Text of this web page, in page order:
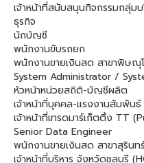
เจ้าหน้าที่สนับสนุนกิจกรรมกลุ่ม
ธุรกิจ
นักบัญชี
พนักงานขับรถยก
พนักงานขายเงินสด สาขาพิษณุ
System Administrator /
หัวหน้าหน่วยสถิติ-บัญชีผลิต
เจ้าหน้าที่บุคคล-แรงงานสัมพันธ์
เจ้าหน้าที่เทรดมาร์เก็ตติ้ง TT
Senior Data Engineer
พนักงานขายเงินสด สาขาสุรินท
เจ้าหน้าที่บริหาร จังหวัดชลบุรี